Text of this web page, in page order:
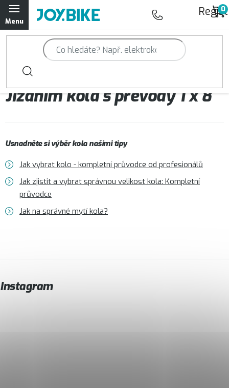
Přejít
na
obsah
Trailová kola Qayron
Horská kola Qayron
Dámská horská kola Qayron
Doplňky a oblečení Qayron
Kontakt Servisní a výdejní místa
Jízdním kola s převody 1 x 8
Usnadněte si výběr kola našimi tipy
Jak vybrat kolo - kompletní průvodce od profesionálů
Jak zjistit a vybrat správnou velikost kola: Kompletní
průvodce
Jak na správné mytí kola?
Instagram